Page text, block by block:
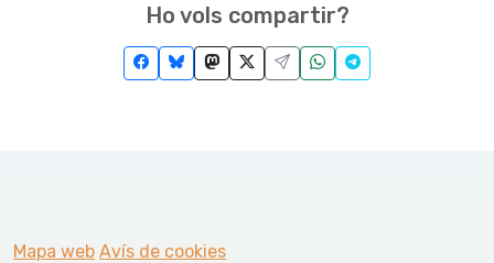
Ho vols compartir?
Mapa web Avís de cookies